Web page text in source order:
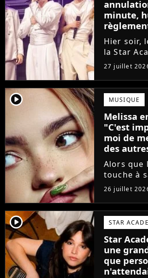
minute,
passé au
Bayonne
Hier soir,
la Star
minutes
trois
annoncé
monter
des
Leur...
27 juillet
player2 MUSIQUE
Melissa
"C'est
moi de
des
Academy"
Alors que
touche à
se confie
sur Volum
création
va bien
envie de
l'étiquette
Academy,
26 juillet
player2 STAR
Star
une
que